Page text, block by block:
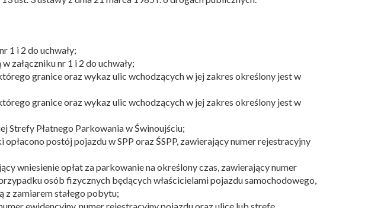
1 i 2 do uchwały;
załączniku nr 1 i 2 do uchwały;
granice oraz wykaz ulic wchodzących w jej zakres określony jest w
granice oraz wykaz ulic wchodzących w jej zakres określony jest w
Strefy Płatnego Parkowania w Świnoujściu;
postój pojazdu w SPP oraz ŚSPP, zawierający numer rejestracyjny
wniesienie opłat za parkowanie na określony czas, zawierający numer
osób fizycznych będących właścicielami pojazdu samochodowego,
z zamiarem stałego pobytu;